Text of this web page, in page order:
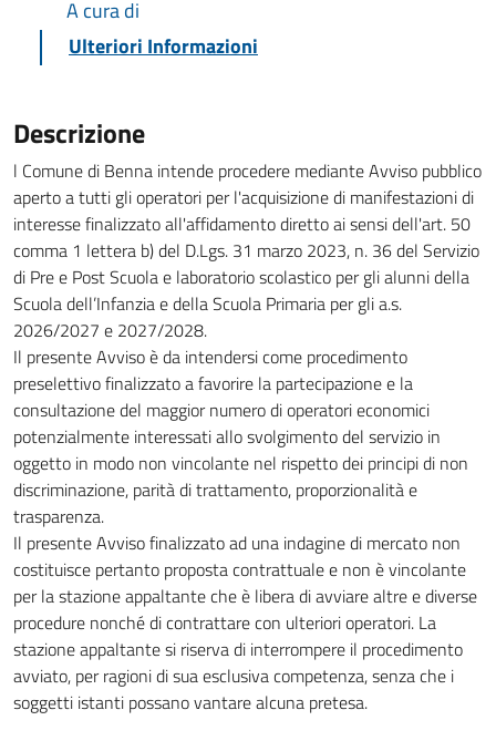
A cura di
Ulteriori Informazioni
Descrizione
l Comune di Benna intende procedere mediante Avviso pubblico
aperto a tutti gli operatori per l'acquisizione di manifestazioni di
interesse finalizzato all'affidamento diretto ai sensi dell'art. 50
comma 1 lettera b) del D.Lgs. 31 marzo 2023, n. 36 del Servizio
di Pre e Post Scuola e laboratorio scolastico per gli alunni della
Scuola dell’Infanzia e della Scuola Primaria per gli a.s.
2026/2027 e 2027/2028.
Il presente Avviso è da intendersi come procedimento
preselettivo finalizzato a favorire la partecipazione e la
consultazione del maggior numero di operatori economici
potenzialmente interessati allo svolgimento del servizio in
oggetto in modo non vincolante nel rispetto dei principi di non
discriminazione, parità di trattamento, proporzionalità e
trasparenza.
Il presente Avviso finalizzato ad una indagine di mercato non
costituisce pertanto proposta contrattuale e non è vincolante
per la stazione appaltante che è libera di avviare altre e diverse
procedure nonché di contrattare con ulteriori operatori. La
stazione appaltante si riserva di interrompere il procedimento
avviato, per ragioni di sua esclusiva competenza, senza che i
soggetti istanti possano vantare alcuna pretesa.